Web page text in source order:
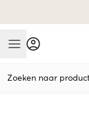
Mobile Menu
Zoeken naar